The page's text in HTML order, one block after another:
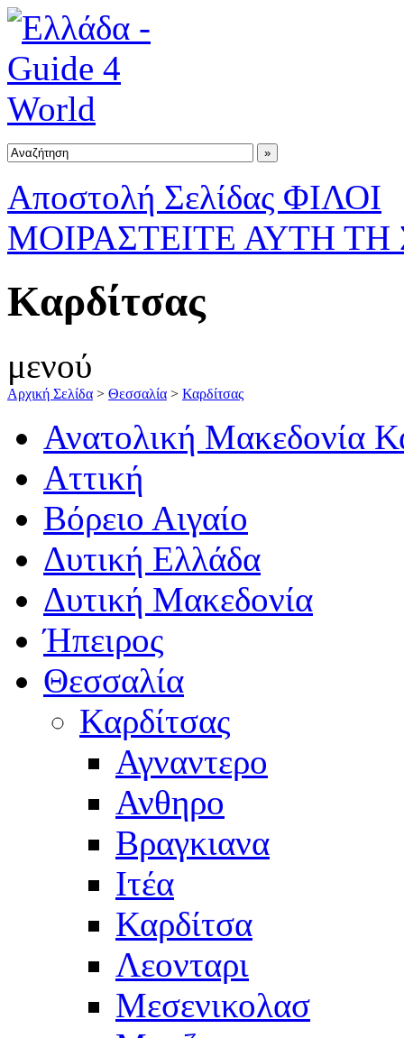
Αποστολή Σελίδας ΦΙΛΟΙ
ΜΟΙΡΑΣΤΕΙΤΕ ΑΥΤΗ ΤΗ
Καρδίτσας
μενού
Αρχική Σελίδα > Θεσσαλία > Καρδίτσας
Ανατολική Μακεδονία
Αττική
Βόρειο Αιγαίο
Δυτική Ελλάδα
Δυτική Μακεδονία
Ήπειρος
Θεσσαλία
Καρδίτσας
Αγναντερο
Ανθηρο
Βραγκιανα
Ιτέα
Καρδίτσα
Λεονταρι
Μεσενικολασ